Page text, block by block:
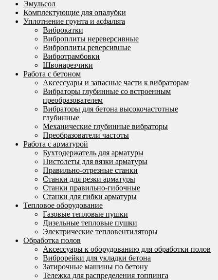
Эмульсол
Комплектующие для опалубки
Уплотнение грунта и асфальта
Виброкатки
Виброплиты нереверсивные
Виброплиты реверсивные
Вибротрамбовки
Швонарезчики
Работа с бетоном
Аксессуары и запасные части к вибраторам
Вибраторы глубинные со встроенным
преобразователем
Вибраторы для бетона высокочастотные
глубинные
Механические глубинные вибраторы
Преобразователи частоты
Работа с арматурой
Бухтодержатель для арматуры
Пистолеты для вязки арматуры
Правильно-отрезные станки
Станки для резки арматуры
Станки правильно-гибочные
Станки для гибки арматуры
Тепловое оборудование
Газовые тепловые пушки
Дизельные тепловые пушки
Электрические тепловентиляторы
Обработка полов
Аксессуары к оборудованию для обработки полов
Виброрейки для укладки бетона
Затирочные машины по бетону
Тележка для распределения топпинга